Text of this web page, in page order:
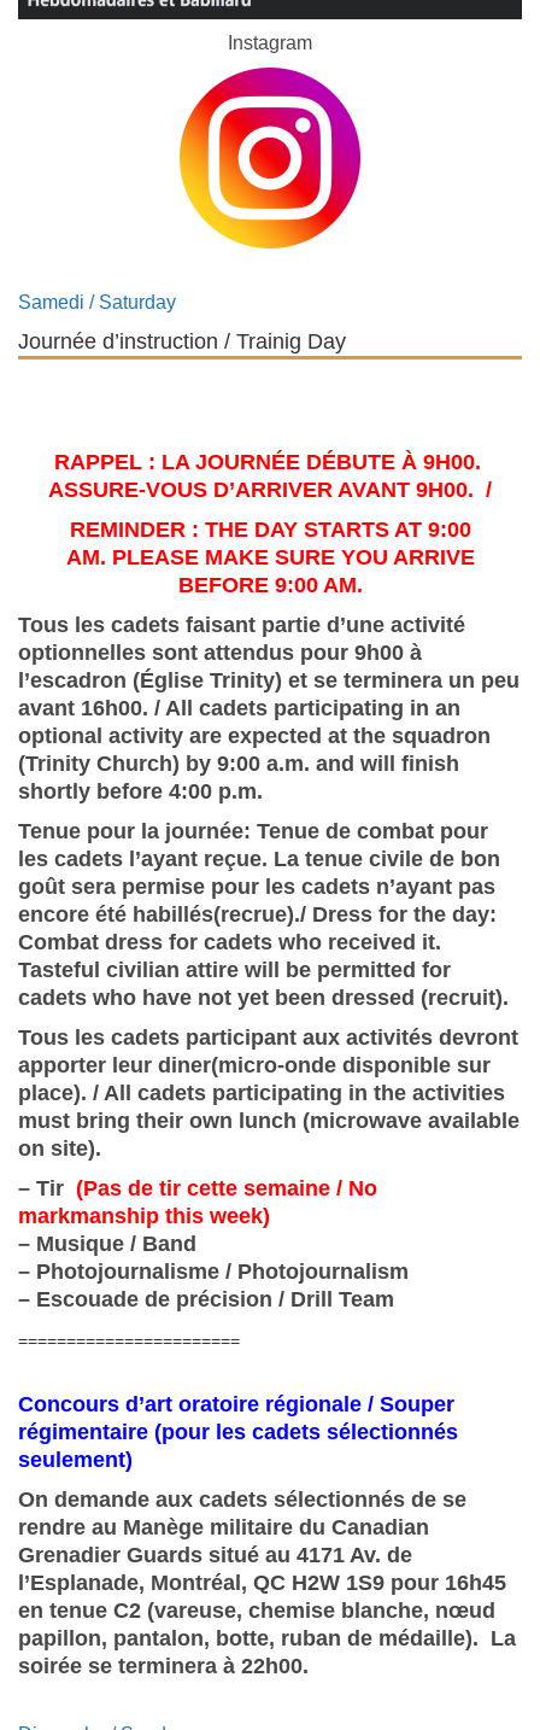
Instagram
Samedi / Saturday
Journée d’instruction / Trainig Day
RAPPEL : LA JOURNÉE DÉBUTE À 9H00.
ASSURE-VOUS D’ARRIVER AVANT 9H00. /
REMINDER : THE DAY STARTS AT 9:00
AM. PLEASE MAKE SURE YOU ARRIVE
BEFORE 9:00 AM.
Tous les cadets faisant partie d’une activité
optionnelles sont attendus pour 9h00 à
l’escadron (Église Trinity) et se terminera un peu
avant 16h00. / All cadets participating in an
optional activity are expected at the squadron
(Trinity Church) by 9:00 a.m. and will finish
shortly before 4:00 p.m.
Tenue pour la journée: Tenue de combat pour
les cadets l’ayant reçue. La tenue civile de bon
goût sera permise pour les cadets n’ayant pas
encore été habillés(recrue)./ Dress for the day:
Combat dress for cadets who received it.
Tasteful civilian attire will be permitted for
cadets who have not yet been dressed (recruit).
Tous les cadets participant aux activités devront
apporter leur diner(micro-onde disponible sur
place). / All cadets participating in the activities
must bring their own lunch (microwave available
on site).
– Tir (Pas de tir cette semaine / No
markmanship this week)
– Musique / Band
– Photojournalisme / Photojournalism
– Escouade de précision / Drill Team
=======================
Concours d’art oratoire régionale / Souper
régimentaire (pour les cadets sélectionnés
seulement)
On demande aux cadets sélectionnés de se
rendre au Manège militaire du Canadian
Grenadier Guards situé au 4171 Av. de
l’Esplanade, Montréal, QC H2W 1S9 pour 16h45
en tenue C2 (vareuse, chemise blanche, nœud
papillon, pantalon, botte, ruban de médaille). La
soirée se terminera à 22h00.